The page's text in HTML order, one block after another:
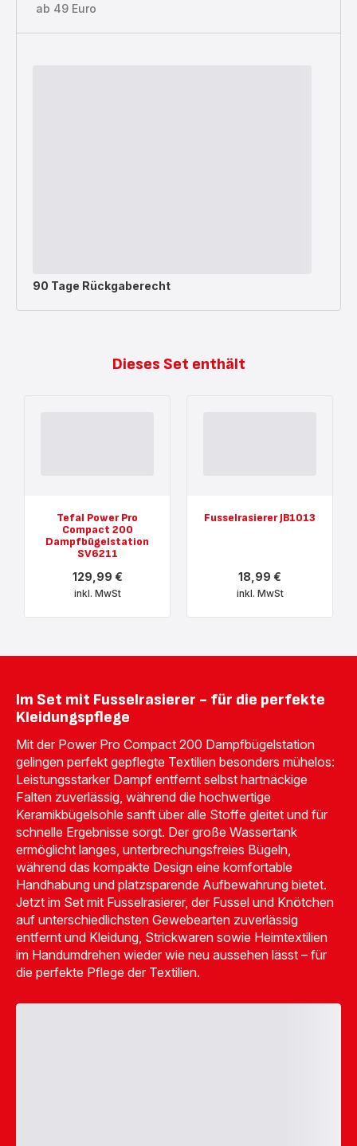
ab 49 Euro
90 Tage Rückgaberecht
Dieses Set enthält
Tefal Power Pro
Compact 200
Dampfbügelstation
SV6211
129,99 €
inkl. MwSt
anzeigen
Power
Dampfbügelstation
SV6211
-
129,99 €<br>
<span
class="is-
caption
is-
medium">inkl.
MwSt</span>
Fusselrasierer JB1013
18,99 €
inkl. MwSt
anzeigen
JB1013
class="is-
medium">inkl.
MwSt</span>
Im Set mit Fusselrasierer - für die perfekte
Kleidungspflege
Mit der Power Pro Compact 200 Dampfbügelstation
gelingen perfekt gepflegte Textilien besonders mühelos:
Leistungsstarker Dampf entfernt selbst hartnäckige
Falten zuverlässig, während die hochwertige
Keramikbügelsohle sanft über alle Stoffe gleitet und für
schnelle Ergebnisse sorgt. Der große Wassertank
ermöglicht langes, unterbrechungsfreies Bügeln,
während das kompakte Design eine komfortable
Handhabung und platzsparende Aufbewahrung bietet.
Jetzt im Set mit Fusselrasierer, der Fussel und Knötchen
auf unterschiedlichsten Gewebearten zuverlässig
entfernt und Kleidung, Strickwaren sowie Heimtextilien
im Handumdrehen wieder wie neu aussehen lässt – für
die perfekte Pflege der Textilien.